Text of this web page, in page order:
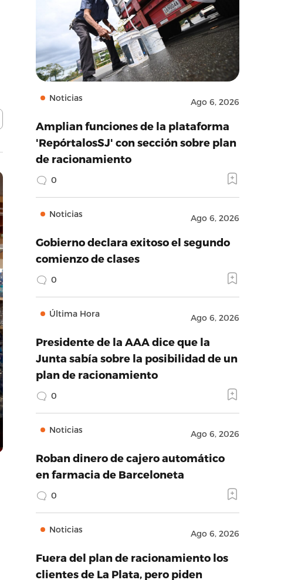
Noticias Ago 6, 2026
Amplian funciones de la plataforma
'RepórtalosSJ' con sección sobre plan
de racionamiento
0
Noticias Ago 6, 2026
Gobierno declara exitoso el segundo
comienzo de clases
0
Última Hora Ago 6, 2026
Presidente de la AAA dice que la
Junta sabía sobre la posibilidad de un
plan de racionamiento
0
Noticias Ago 6, 2026
Roban dinero de cajero automático
en farmacia de Barceloneta
0
Noticias Ago 6, 2026
Fuera del plan de racionamiento los
clientes de La Plata, pero piden